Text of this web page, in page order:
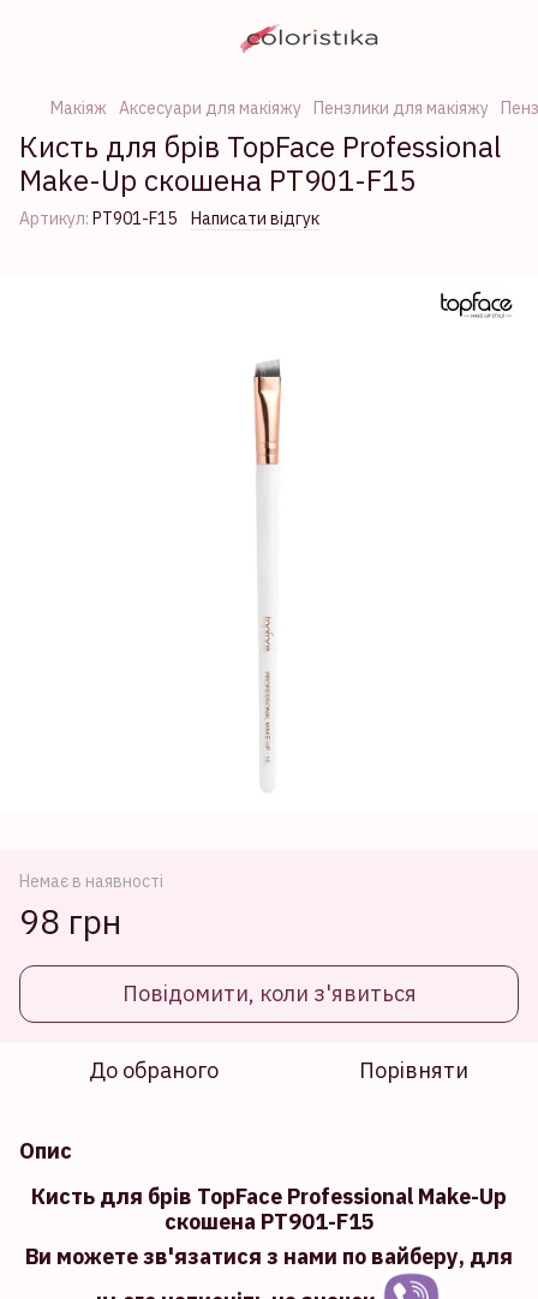
Макіяж Аксесуари для макіяжу Пензлики для макіяжу
Кисть для брів TopFace Professional
Make-Up скошена PT901-F15
Артикул: PT901-F15 Написати відгук
Немає в наявності
98 грн
Повідомити, коли з'явиться
До обраного Порівняти
Опис
Кисть для брів TopFace Professional Make-Up
скошена PT901-F15
Ви можете зв'язатися з нами по вайберу, для